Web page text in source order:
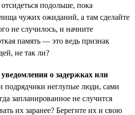
подольше, пока
чужих ожиданий, а там сделайте
не случилось, и начните
память — это ведь признак
не так ли?
уведомления о задержках или
подрядчики неглупые люди, сами
запланированное не случится
их заранее? Берегите их и свою